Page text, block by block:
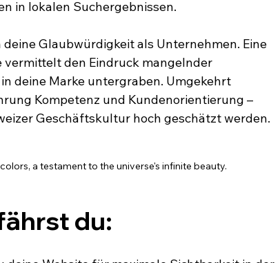
in lokalen Suchergebnissen.
Glaubwürdigkeit als Unternehmen. Eine
den Eindruck mangelnder
deine Marke untergraben. Umgekehrt
Kompetenz und Kundenorientierung –
Geschäftskultur hoch geschätzt werden.
a testament to the universe's infinite beauty.
du: